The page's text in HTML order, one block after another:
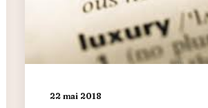
22 mai 2018